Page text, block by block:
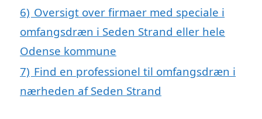
6) Oversigt over firmaer med speciale i
omfangsdræn i Seden Strand eller hele
Odense kommune
7) Find en professionel til omfangsdræn i
nærheden af Seden Strand